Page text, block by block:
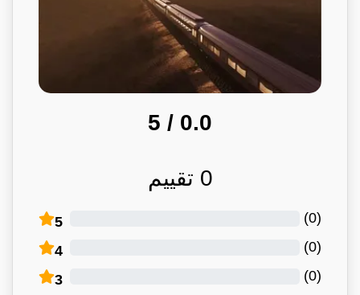
0.0
/ 5
0 تقييم
5 (
0
)
4 (
0
)
3 (
0
)